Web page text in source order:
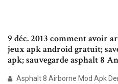
9 déc. 2013 comment avoir
jeux apk android gratuit;
apk; sauvegarde asphalt 8
Asphalt 8 Airborne Mod Apk